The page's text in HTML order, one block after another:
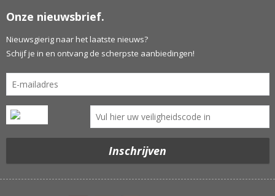
Onze nieuwsbrief.
Nieuwsgierig naar het laatste nieuws?
Schijf je in en ontvang de scherpste aanbiedingen!